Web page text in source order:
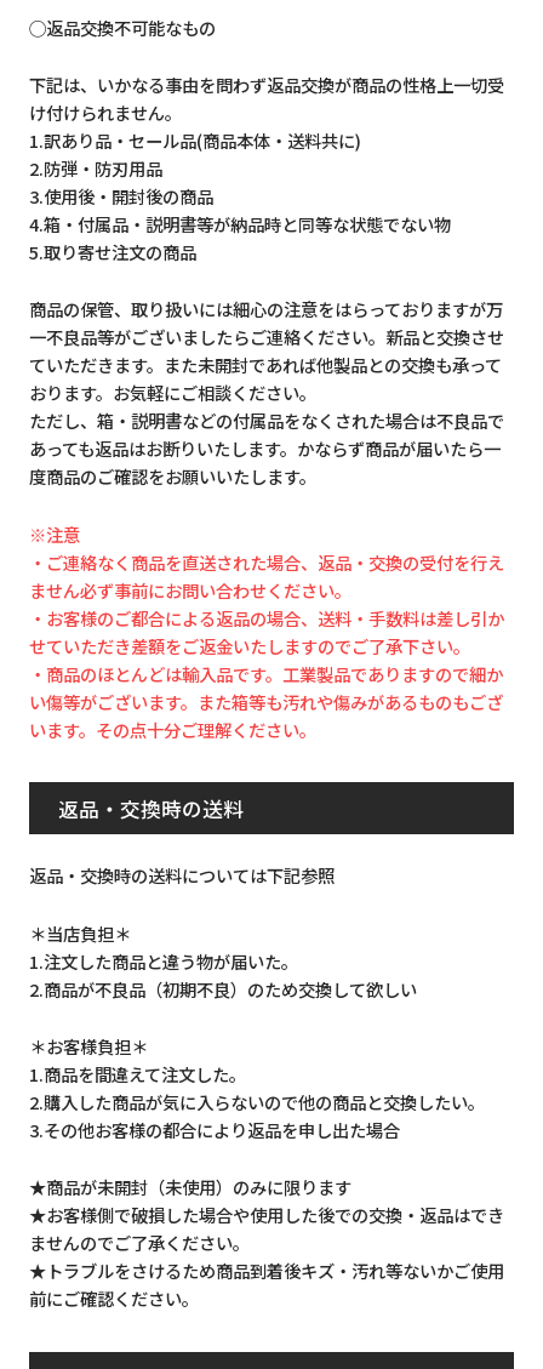
◯返品交換不可能なもの
下記は、いかなる事由を問わず返品交換が商品の性格上一切受
け付けられません。
1.訳あり品・セール品(商品本体・送料共に)
2.防弾・防刃用品
3.使用後・開封後の商品
4.箱・付属品・説明書等が納品時と同等な状態でない物
5.取り寄せ注文の商品
商品の保管、取り扱いには細心の注意をはらっておりますが万
一不良品等がございましたらご連絡ください。新品と交換させ
ていただきます。また未開封であれば他製品との交換も承って
おります。お気軽にご相談ください。
ただし、箱・説明書などの付属品をなくされた場合は不良品で
あっても返品はお断りいたします。かならず商品が届いたら一
度商品のご確認をお願いいたします。
※注意
・ご連絡なく商品を直送された場合、返品・交換の受付を行え
ません必ず事前にお問い合わせください。
・お客様のご都合による返品の場合、送料・手数料は差し引か
せていただき差額をご返金いたしますのでご了承下さい。
・商品のほとんどは輸入品です。工業製品でありますので細か
い傷等がございます。また箱等も汚れや傷みがあるものもござ
います。その点十分ご理解ください。
返品・交換時の送料
返品・交換時の送料については下記参照
＊当店負担＊
1.注文した商品と違う物が届いた。
2.商品が不良品（初期不良）のため交換して欲しい
＊お客様負担＊
1.商品を間違えて注文した。
2.購入した商品が気に入らないので他の商品と交換したい。
3.その他お客様の都合により返品を申し出た場合
★商品が未開封（未使用）のみに限ります
★お客様側で破損した場合や使用した後での交換・返品はでき
ませんのでご了承ください。
★トラブルをさけるため商品到着後キズ・汚れ等ないかご使用
前にご確認ください。